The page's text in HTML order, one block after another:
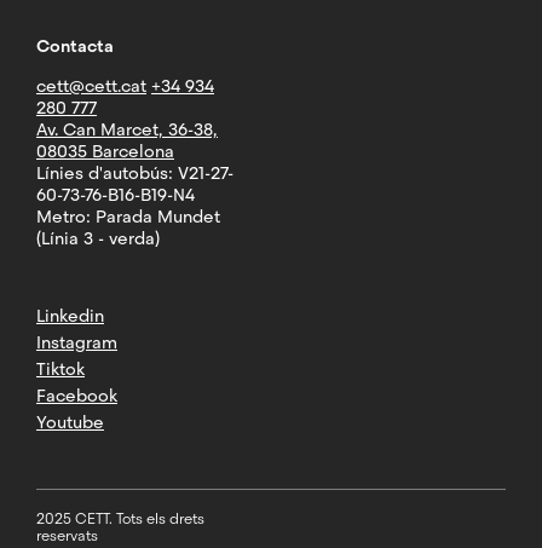
Contacta
cett@cett.cat +34 934
280 777
Av. Can Marcet, 36-38,
08035 Barcelona
Línies d'autobús: V21-27-
60-73-76-B16-B19-N4
Metro: Parada Mundet
(Línia 3 - verda)
Linkedin
Instagram
Tiktok
Facebook
Youtube
2025 CETT. Tots els drets
reservats